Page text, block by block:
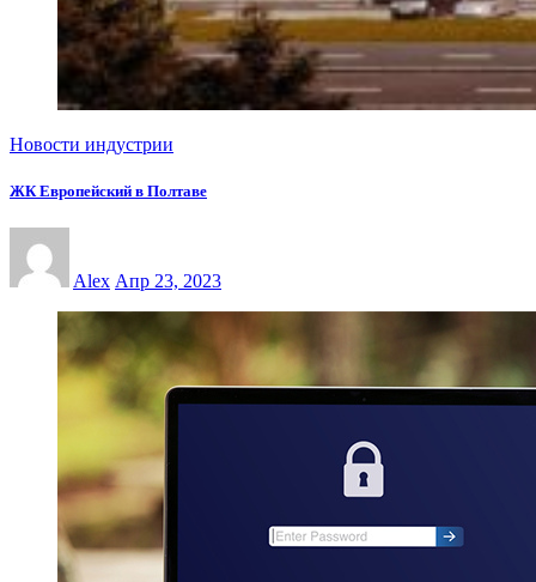
Новости индустрии
ЖК Европейский в Полтаве
Alex Апр 23, 2023